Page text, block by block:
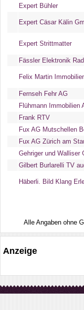
Expert Bühler
Expert Cäsar Kälin
Expert Strittmatter
Fässler Elektronik
Felix Martin
Fernseh Fehr AG
Flühmann Immobilien
Frank RTV
Fux AG Mutschellen
Fux AG Zürich am
Gehriger und Walliser
Gilbert Burlarelli TV
Häberli. Bild Klang
Alle Angaben ohne
Anzeige